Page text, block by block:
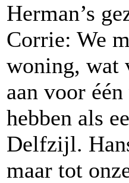
Herman’s
Corrie: We
woning, wat
aan voor
hebben als
Delfzijl.
maar tot